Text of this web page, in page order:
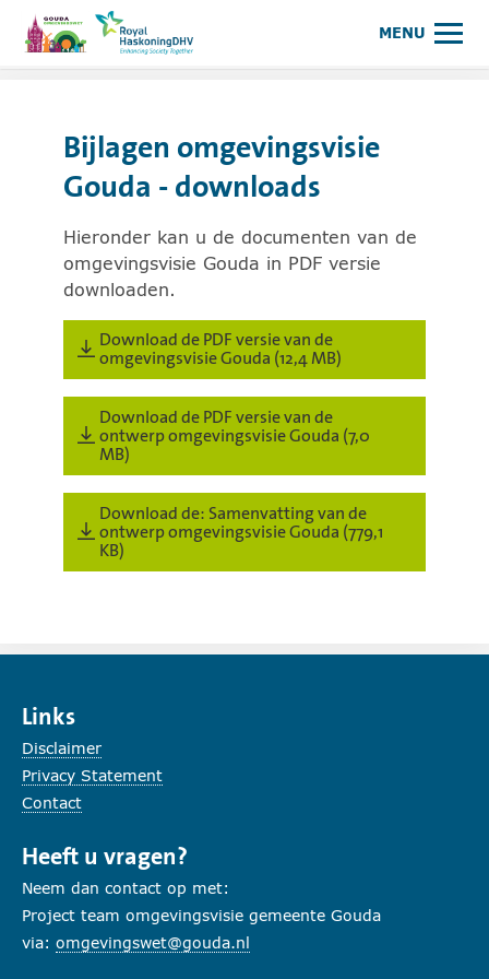
Omgevingsvisie Gouda
Meer op MENU
Bijlagen omgevingsvisie
Gouda - downloads
Hieronder kan u de documenten van de
omgevingsvisie Gouda in PDF versie
downloaden.
Download de PDF versie van de
omgevingsvisie Gouda (12,4 MB)
Download de PDF versie van de
ontwerp omgevingsvisie Gouda (7,0
MB)
Download de: Samenvatting van de
ontwerp omgevingsvisie Gouda (779,1
KB)
Links
Disclaimer
Privacy Statement
Contact
Heeft u vragen?
Neem dan contact op met:
Project team omgevingsvisie gemeente Gouda
via: omgevingswet@gouda.nl